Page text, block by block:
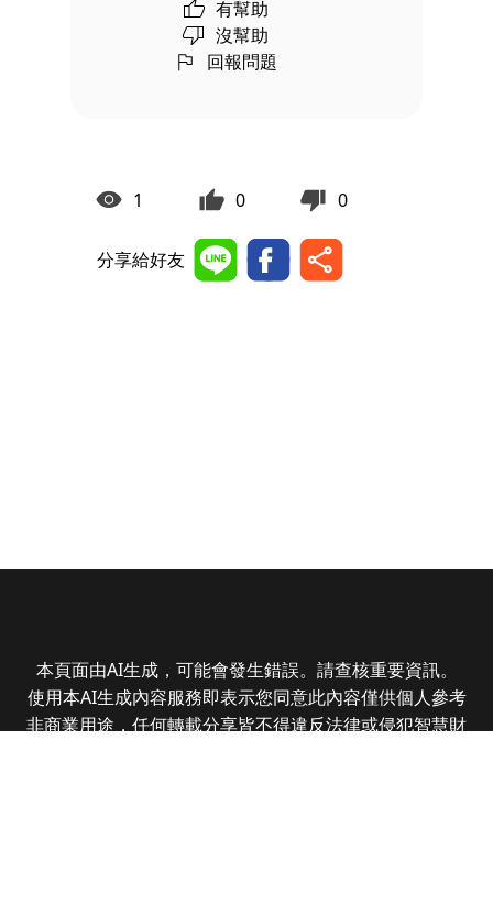
有幫助
沒幫助
回報問題
1 0 0
分享給好友
本頁面由AI生成，可能會發生錯誤。請查核重要資訊。
使用本AI生成內容服務即表示您同意此內容僅供個人參考
非商業用途，任何轉載分享皆不得違反法律或侵犯智慧財